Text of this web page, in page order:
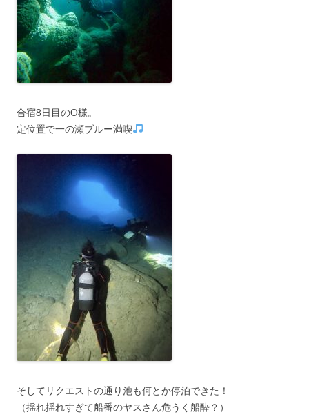
合宿8日目のO様。
定位置で一の瀬ブルー満喫
そしてリクエストの通り池も何とか停泊できた！
（揺れ揺れすぎて船番のヤスさん危うく船酔？）